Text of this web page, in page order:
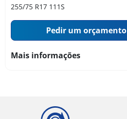
255/75 R17 111S
Pedir um orçamento
Mais informações